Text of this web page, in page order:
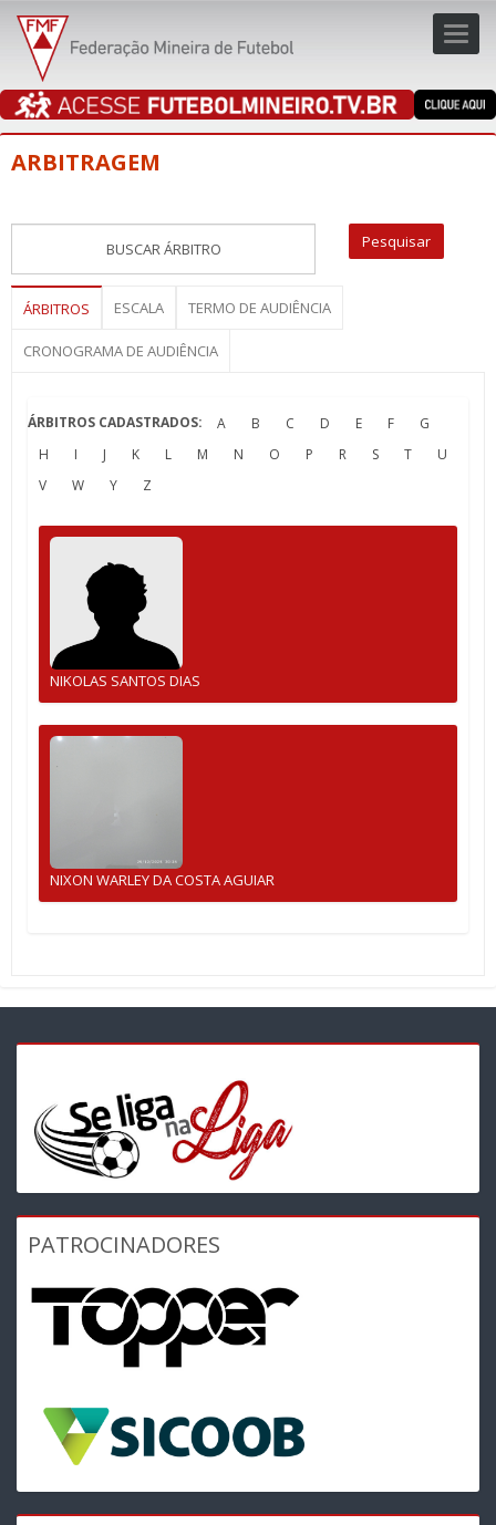
ARBITRAGEM
ÁRBITROS ESCALA TERMO DE AUDIÊNCIA
CRONOGRAMA DE AUDIÊNCIA
ÁRBITROS CADASTRADOS: A B C D E F
G
H
I J K L M N O P R S T
U
V
W Y Z
NIKOLAS SANTOS DIAS
NIXON WARLEY DA COSTA AGUIAR
PATROCINADORES